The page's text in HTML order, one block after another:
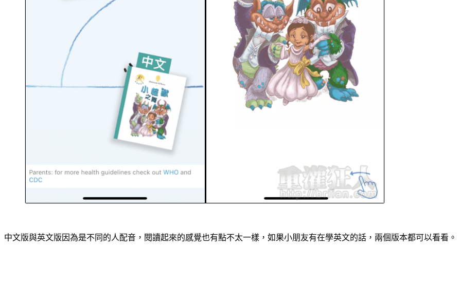
中文版與英文版因為是不同的人配音，閱讀起來的感覺也有點不太一樣，如果小朋友有在學英文的話，兩個版本都可以看看。